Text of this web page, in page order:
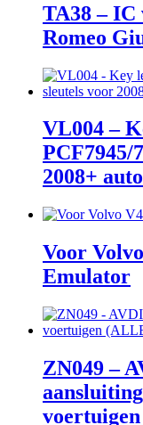
TA38 – IC
Romeo
VL004 –
PCF7945/
2008+
Voor
Emulator
ZN049 –